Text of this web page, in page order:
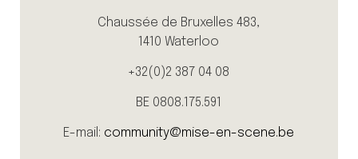
Chaussée de Bruxelles 483,
1410 Waterloo
+32(0)2 387 04 08
BE 0808.175.591
E-mail: community@mise-en-scene.be